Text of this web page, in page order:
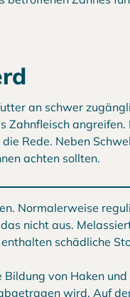
an schwer
Zahnfleisch
Rede. Neben
achten sollten.
Normalerweise
nicht aus.
schädliche
Bildung von Haken
wird. Auf